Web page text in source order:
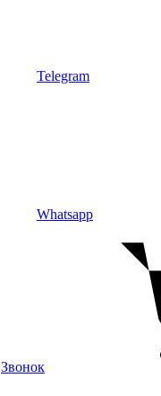
Telegram
Whatsapp
Звонок